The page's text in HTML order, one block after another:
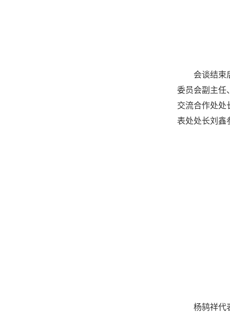
会谈结束
委员会副主任
交流合作处处
表处处长刘鑫
杨鸫祥代